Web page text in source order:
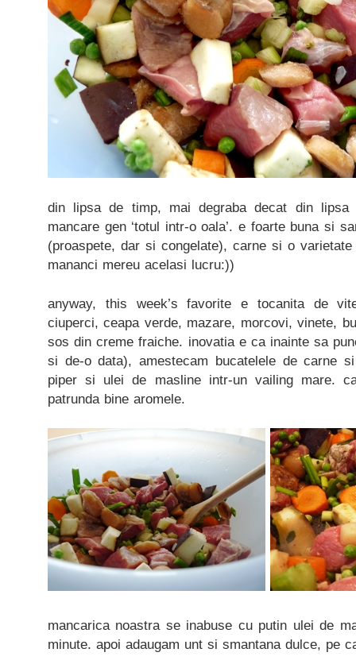
din lipsa de timp, mai degraba decat din
mancare gen ‘totul intr-o oala’. e foarte buna si
(proaspete, dar si congelate), carne si o
mananci mereu acelasi lucru:))
anyway, this week’s favorite e tocanita de
ciuperci, ceapa verde, mazare, morcovi, vinete,
sos din creme fraiche. inovatia e ca inainte sa
si de-o data), amestecam bucatelele de carne
piper si ulei de masline intr-un vailing mare.
patrunda bine aromele.
mancarica noastra se inabuse cu putin ulei de
minute. apoi adaugam unt si smantana dulce, pe